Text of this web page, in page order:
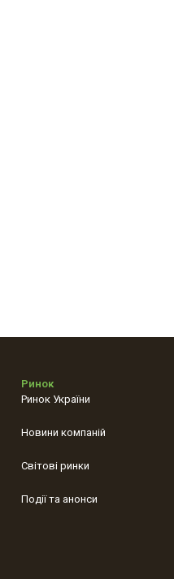
Ринок
Ринок України
Новини компаній
Світові ринки
Події та анонси